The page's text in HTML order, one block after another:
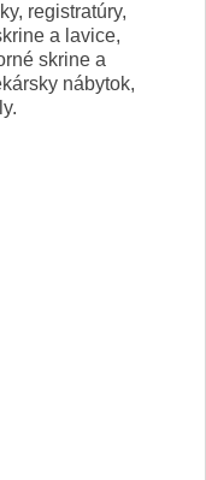
registratúry,
a lavice,
skrine a
nábytok,